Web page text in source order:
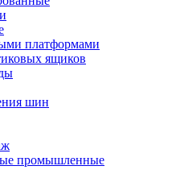
платформами
ящиков
шин
промышленные